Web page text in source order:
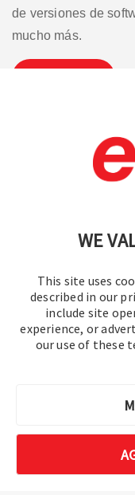
WE
This site uses
described in our
include site
experience, or
our use of these
de versiones de
mucho más.
política de
© 2016-
Todos